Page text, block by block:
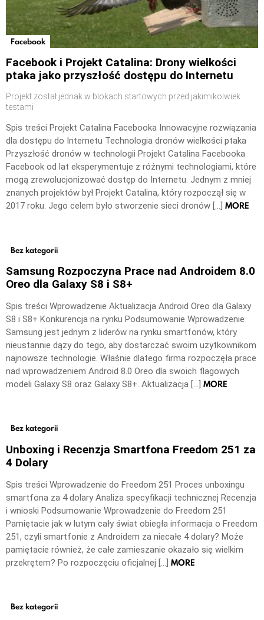
Facebook
Facebook i Projekt Catalina: Drony wielkości
ptaka jako przyszłość dostępu do Internetu
Projekt został jednak w blokach startowych przed jakimikolwiek
testami
Spis treści Projekt Catalina Facebooka Innowacyjne rozwiązania
dla dostępu do Internetu Technologia dronów wielkości ptaka
Przyszłość dronów w technologii Projekt Catalina Facebooka
Facebook od lat eksperymentuje z różnymi technologiami, które
mogą zrewolucjonizować dostęp do Internetu. Jednym z mniej
znanych projektów był Projekt Catalina, który rozpoczął się w
2017 roku. Jego celem było stworzenie sieci dronów […] MORE
Bez kategorii
Samsung Rozpoczyna Prace nad Androidem 8.0
Oreo dla Galaxy S8 i S8+
Spis treści Wprowadzenie Aktualizacja Android Oreo dla Galaxy
S8 i S8+ Konkurencja na rynku Podsumowanie Wprowadzenie
Samsung jest jednym z liderów na rynku smartfonów, który
nieustannie dąży do tego, aby dostarczać swoim użytkownikom
najnowsze technologie. Właśnie dlatego firma rozpoczęła prace
nad wprowadzeniem Android 8.0 Oreo dla swoich flagowych
modeli Galaxy S8 oraz Galaxy S8+. Aktualizacja […] MORE
Bez kategorii
Unboxing i Recenzja Smartfona Freedom 251 za
4 Dolary
Spis treści Wprowadzenie do Freedom 251 Proces unboxingu
smartfona za 4 dolary Analiza specyfikacji technicznej Recenzja
i wnioski Podsumowanie Wprowadzenie do Freedom 251
Pamiętacie jak w lutym cały świat obiegła informacja o Freedom
251, czyli smartfonie z Androidem za niecałe 4 dolary? Może
pamiętacie również, że całe zamieszanie okazało się wielkim
przekrętem? Po rozpoczęciu oficjalnej […] MORE
Bez kategorii